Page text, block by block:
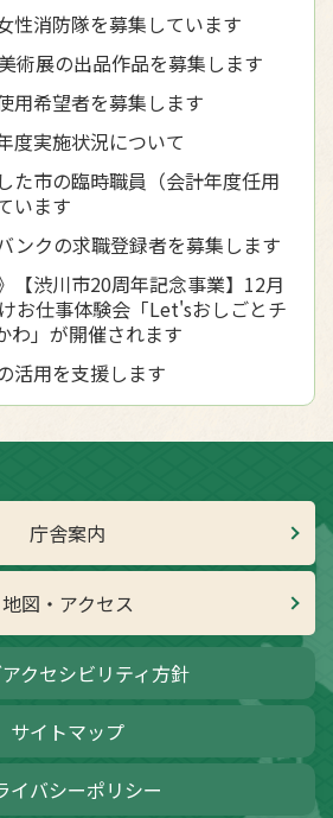
性消防隊を募集しています
術展の出品作品を募集します
用希望者を募集します
度実施状況について
た市の臨時職員（会計年度任用
います
ンクの求職登録者を募集します
【渋川市20周年記念事業】12月
お仕事体験会「Let'sおしごとチ
わ」が開催されます
活用を支援します
庁舎案内
地図・アクセス
クセシビリティ方針
サイトマップ
イバシーポリシー